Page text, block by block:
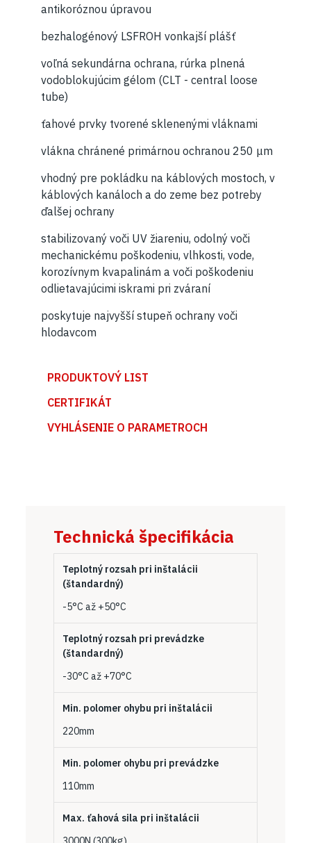
antikoróznou úpravou
bezhalogénový LSFROH vonkajší plášť
voľná sekundárna ochrana, rúrka plnená
vodoblokujúcim gélom (CLT - central loose
tube)
ťahové prvky tvorené sklenenými vláknami
vlákna chránené primárnou ochranou 250 μm
vhodný pre pokládku na káblových mostoch, v
káblových kanáloch a do zeme bez potreby
ďalšej ochrany
stabilizovaný voči UV žiareniu, odolný voči
mechanickému poškodeniu, vlhkosti, vode,
korozívnym kvapalinám a voči poškodeniu
odlietavajúcimi iskrami pri zváraní
poskytuje najvyšší stupeň ochrany voči
hlodavcom
PRODUKTOVÝ LIST
CERTIFIKÁT
VYHLÁSENIE O PARAMETROCH
Technická špecifikácia
Teplotný rozsah pri inštalácii
(štandardný)
-5°C až +50°C
Teplotný rozsah pri prevádzke
(štandardný)
-30°C až +70°C
Min. polomer ohybu pri inštalácii
220mm
Min. polomer ohybu pri prevádzke
110mm
Max. ťahová sila pri inštalácii